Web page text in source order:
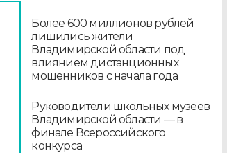
Более 600 миллионов рублей
лишились жители
Владимирской области под
влиянием дистанционных
мошенников с начала года
Руководители школьных музеев
Владимирской области — в
финале Всероссийского
конкурса